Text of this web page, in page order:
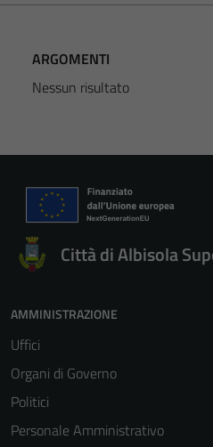
ARGOMENTI
Nessun risultato
Città di Albisola
AMMINISTRAZIONE
Uffici
Organi di Governo
Politici
Personale Amministrativo